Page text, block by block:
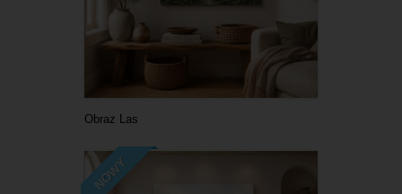
Obraz Las
NOWY